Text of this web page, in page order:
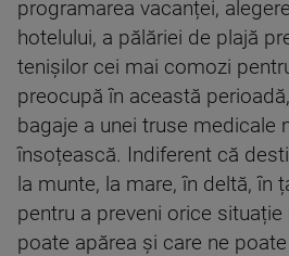
programarea vacanței,
hotelului, a pălăriei de plajă
tenișilor cei mai comozi
preocupă în această
bagaje a unei truse medicale
însoțească. Indiferent că
la munte, la mare, în deltă, în
pentru a preveni orice
poate apărea și care ne